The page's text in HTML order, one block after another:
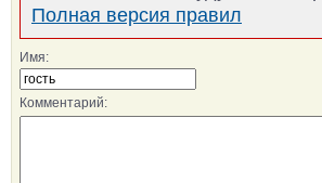
Полная версия правил
Имя:
Комментарий: